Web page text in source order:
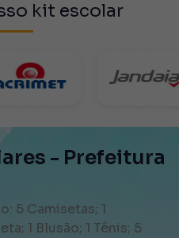
kit escolar
- Prefeitura
5 Camisetas; 1
1 Blusão; 1 Tênis; 5